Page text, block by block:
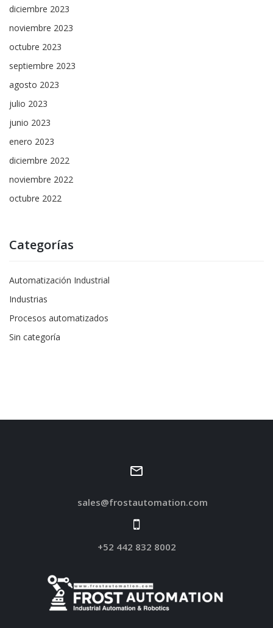
diciembre 2023
noviembre 2023
octubre 2023
septiembre 2023
agosto 2023
julio 2023
junio 2023
enero 2023
diciembre 2022
noviembre 2022
octubre 2022
Categorías
Automatización Industrial
Industrias
Procesos automatizados
Sin categoría
sales@frostautomation.com
+52 442 832 8002